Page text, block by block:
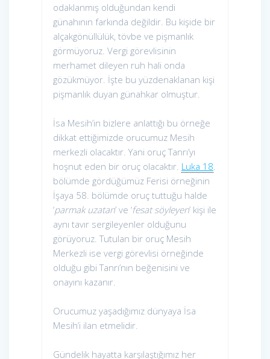
odaklanmış olduğundan kendi
günahının farkında değildir. Bu kişide bir
alçakgönüllülük, tövbe ve pişmanlık
görmüyoruz. Vergi görevlisinin
merhamet dileyen ruh hali onda
gözükmüyor. İşte bu yüzdenaklanan kişi
pişmanlık duyan günahkar olmuştur.
İsa Mesih’in bizlere anlattığı bu örneğe
dikkat ettiğimizde orucumuz Mesih
merkezli olacaktır. Yani oruç Tanrı’yı
hoşnut eden bir oruç olacaktır. Luka 18.
bölümde gördüğümüz Ferisi örneğinin
İşaya 58. bölümde oruç tuttuğu halde
‘parmak uzatan’ ve ‘fesat söyleyen’ kişi ile
aynı tavır sergileyenler olduğunu
görüyoruz. Tutulan bir oruç Mesih
Merkezli ise vergi görevlisi örneğinde
olduğu gibi Tanrı’nın beğenisini ve
onayını kazanır.
Orucumuz yaşadığımız dünyaya İsa
Mesih’i ilan etmelidir.
Gündelik hayatta karşılaştığımız her